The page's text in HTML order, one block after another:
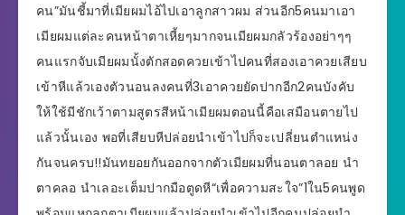
คน”มันชี้มาที่เมียผมไอ้ไปเอาลูกสาวผม ส่วนอีก5คนมาเอา
เมียผมแต่ละคนหน้าตาเหี้ยๆมากจนเมียผมกลัวร้องอย่าๆๆ
คนแรกจับเมียผมนั้งตักสอดควยเข้าไปคนที่สองเอาควยเสียบ
เข้าหีแล้วเองตัวนอนลงคนที่3เอาควยยัดปากอีก2คนบังคับ
ให้ใช้มีชักเว้าตามสูตรสีหน้าเมียผมตอนนี้คือเสมือนตายไป
แล้วนั้นเอง พอที่เสียบหีปล่อยนำเข้าไปก็จะเปลี่ยนตำแหน่ง
กันจนครบ!!มันทยอยกันออกจากตัวเมียผมที่นอนตาลอย นำ
ตาคลอ นำเลอะเต็มปากมือตูดหี“เพื่อความสะใจ”1ใน5คนพูด